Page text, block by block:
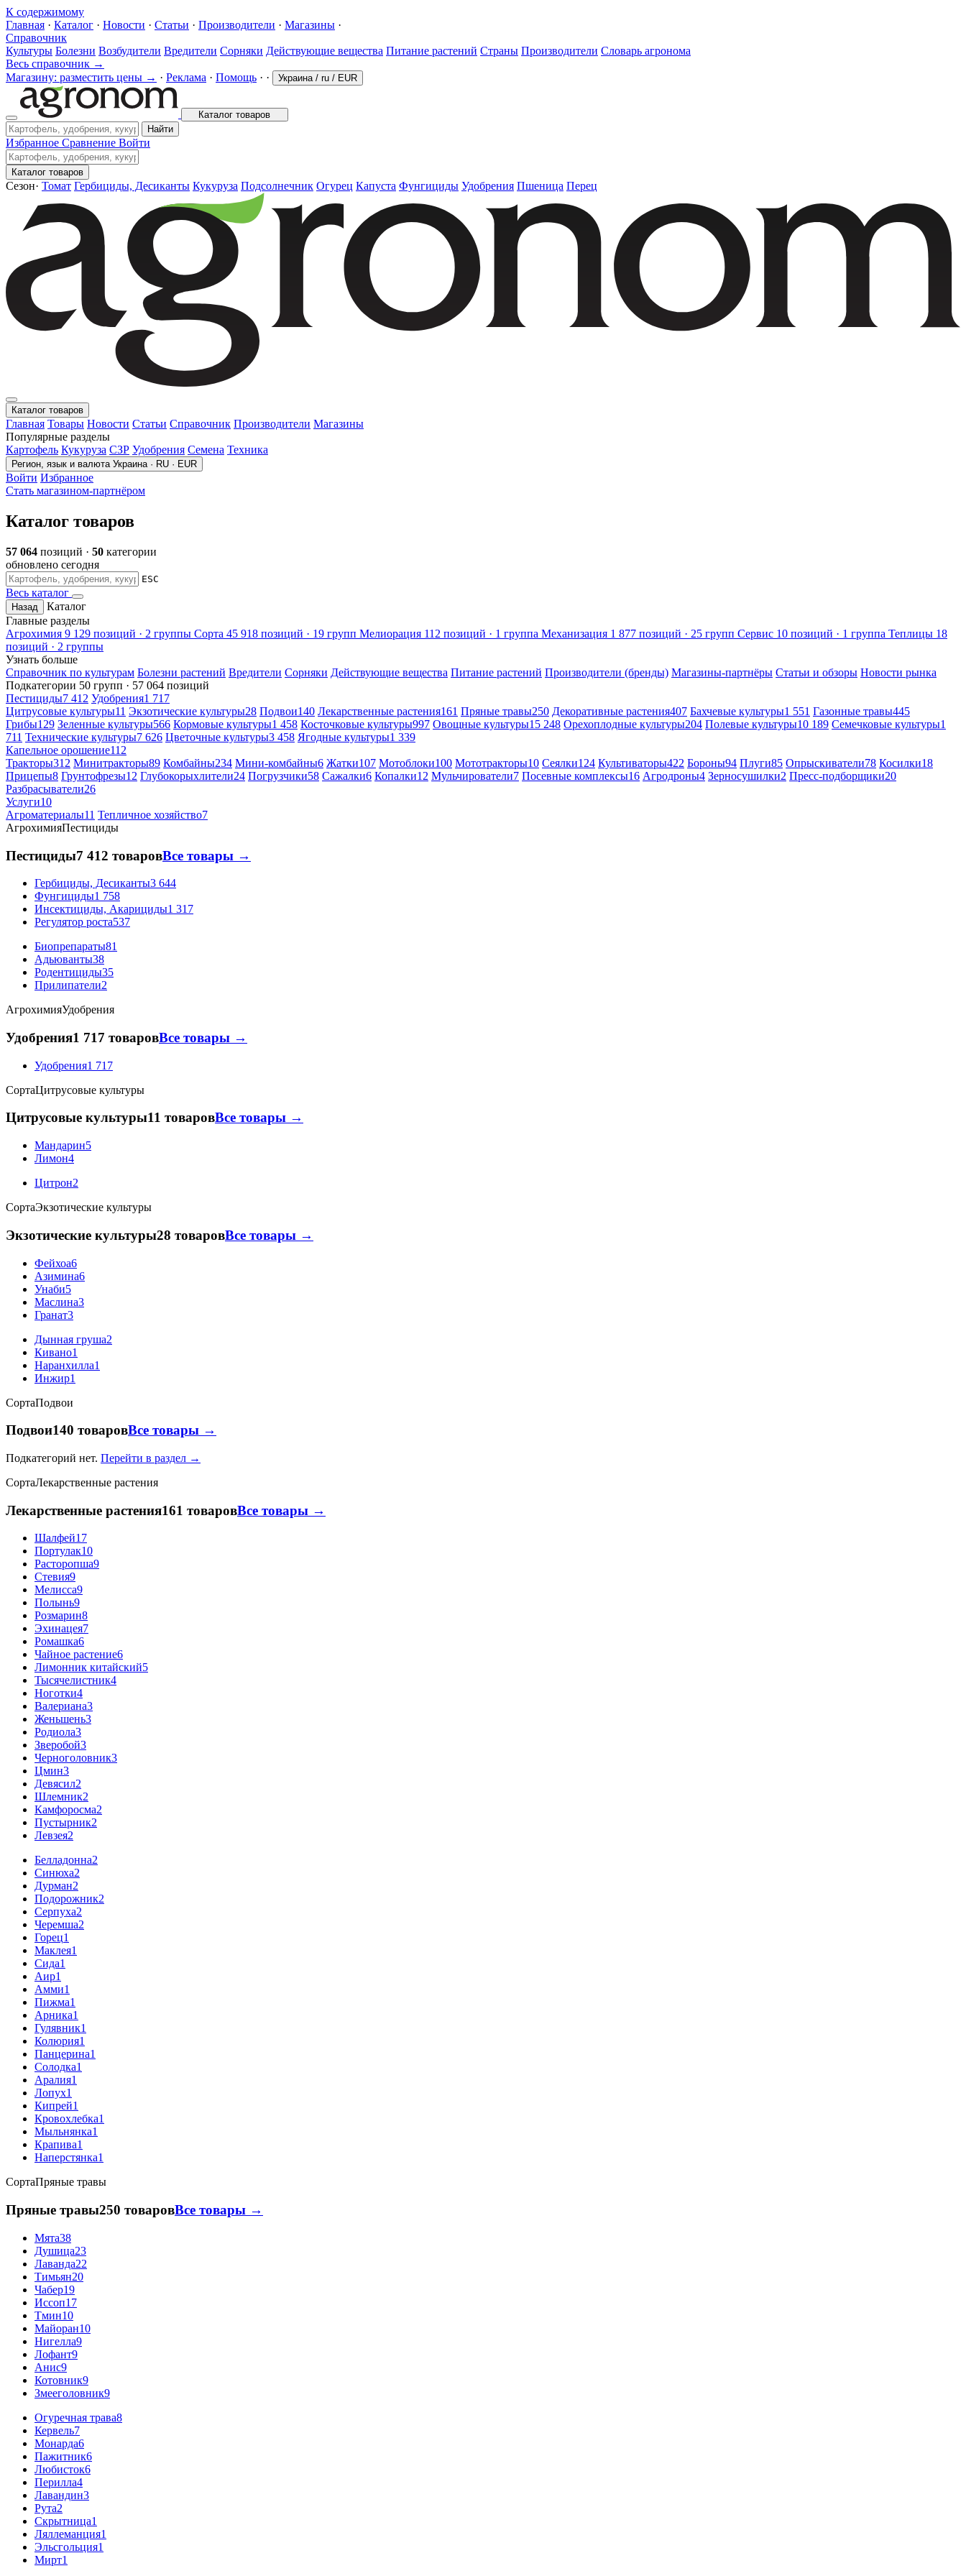
К содержимому
Главная · Каталог · Новости · Статьи · Производители · Магазины ·
Справочник
Культуры Болезни Возбудители Вредители Сорняки Действующие вещества Питание растений Страны Производители Словарь агронома
Весь справочник →
Магазину: разместить цены → · Реклама · Помощь · · Украина / ru / EUR
Каталог товаров
Найти
Избранное Сравнение Войти
Каталог товаров
Сезон· Томат Гербициды, Десиканты Кукуруза Подсолнечник Огурец Капуста Фунгициды Удобрения Пшеница Перец
Каталог товаров
Главная Товары Новости Статьи Справочник Производители Магазины
Популярные разделы
Картофель Кукуруза СЗР Удобрения Семена Техника
Регион, язык и валюта Украина · RU · EUR
Войти Избранное
Стать магазином-партнёром
Каталог товаров
57 064 позиций · 50 категории
обновлено сегодня
ESC
Весь каталог
Назад
Каталог
Главные разделы
Агрохимия 9 129 позиций · 2 группы Сорта 45 918 позиций · 19 групп Мелиорация 112 позиций · 1 группа Механизация 1 877 позиций · 25 групп Сервис 10 позиций · 1 группа Теплицы 18
позиций · 2 группы
Узнать больше
Справочник по культурам Болезни растений Вредители Сорняки Действующие вещества Питание растений Производители (бренды) Магазины-партнёры Статьи и обзоры Новости рынка
Подкатегории 50 групп · 57 064 позиций
Пестициды7 412 Удобрения1 717
Цитрусовые культуры11 Экзотические культуры28 Подвои140 Лекарственные растения161 Пряные травы250 Декоративные растения407 Бахчевые культуры1 551 Газонные травы445
Грибы129 Зеленные культуры566 Кормовые культуры1 458 Косточковые культуры997 Овощные культуры15 248 Орехоплодные культуры204 Полевые культуры10 189 Семечковые культуры1
711 Технические культуры7 626 Цветочные культуры3 458 Ягодные культуры1 339
Капельное орошение112
Тракторы312 Минитракторы89 Комбайны234 Мини-комбайны6 Жатки107 Мотоблоки100 Мототракторы10 Сеялки124 Культиваторы422 Бороны94 Плуги85 Опрыскиватели78 Косилки18
Прицепы8 Грунтофрезы12 Глубокорыхлители24 Погрузчики58 Сажалки6 Копалки12 Мульчирователи7 Посевные комплексы16 Агродроны4 Зерносушилки2 Пресс-подборщики20
Разбрасыватели26
Услуги10
Агроматериалы11 Тепличное хозяйство7
АгрохимияПестициды
Пестициды7 412 товаровВсе товары →
Гербициды, Десиканты3 644
Фунгициды1 758
Инсектициды, Акарициды1 317
Регулятор роста537
Биопрепараты81
Адьюванты38
Родентициды35
Прилипатели2
АгрохимияУдобрения
Удобрения1 717 товаровВсе товары →
Удобрения1 717
СортаЦитрусовые культуры
Цитрусовые культуры11 товаровВсе товары →
Мандарин5
Лимон4
Цитрон2
СортаЭкзотические культуры
Экзотические культуры28 товаровВсе товары →
Фейхоа6
Азимина6
Унаби5
Маслина3
Гранат3
Дынная груша2
Кивано1
Наранхилла1
Инжир1
СортаПодвои
Подвои140 товаровВсе товары →
Подкатегорий нет. Перейти в раздел →
СортаЛекарственные растения
Лекарственные растения161 товаровВсе товары →
Шалфей17
Портулак10
Расторопша9
Стевия9
Мелисса9
Полынь9
Розмарин8
Эхинацея7
Ромашка6
Чайное растение6
Лимонник китайский5
Тысячелистник4
Ноготки4
Валериана3
Женьшень3
Родиола3
Зверобой3
Черноголовник3
Цмин3
Девясил2
Шлемник2
Камфоросма2
Пустырник2
Левзея2
Белладонна2
Синюха2
Дурман2
Подорожник2
Серпуха2
Черемша2
Горец1
Маклея1
Сида1
Аир1
Амми1
Пижма1
Арника1
Гулявник1
Колюрия1
Панцерина1
Солодка1
Аралия1
Лопух1
Кипрей1
Кровохлебка1
Мыльнянка1
Крапива1
Наперстянка1
СортаПряные травы
Пряные травы250 товаровВсе товары →
Мята38
Душица23
Лаванда22
Тимьян20
Чабер19
Иссоп17
Тмин10
Майоран10
Нигелла9
Лофант9
Анис9
Котовник9
Змееголовник9
Огуречная трава8
Кервель7
Монарда6
Пажитник6
Любисток6
Перилла4
Лавандин3
Рута2
Скрытница1
Ляллеманция1
Эльсгольция1
Мирт1